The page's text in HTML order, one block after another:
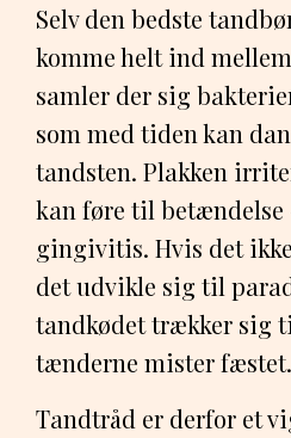
Selv den bedste
komme helt ind
samler der sig
som med tiden kan
tandsten. Plakken
kan føre til betændelse
gingivitis. Hvis det
det udvikle sig til
tandkødet trækker sig
tænderne mister fæstet.
Tandtråd er derfor et